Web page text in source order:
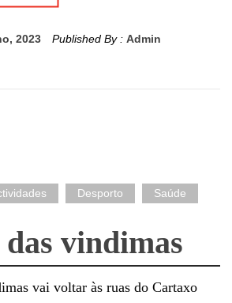
2023 Published By : Admin
Desporto Saúde
vindimas
vai voltar às ruas do Cartaxo